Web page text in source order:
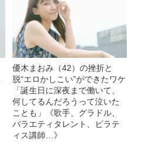
優木まおみ（42）の挫折と
脱“エロかしこい”ができたワケ
「誕生日に深夜まで働いて、
何してるんだろうって泣いた
ことも」《歌手、グラドル、
バラエティタレント、ピラテ
ィス講師…》